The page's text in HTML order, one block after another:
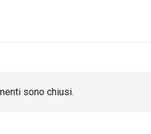
sono chiusi.